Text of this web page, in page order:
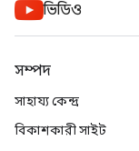
ভিডিও
সম্পদ
সাহায্য কেন্দ্র
বিকাশকারী সাইট